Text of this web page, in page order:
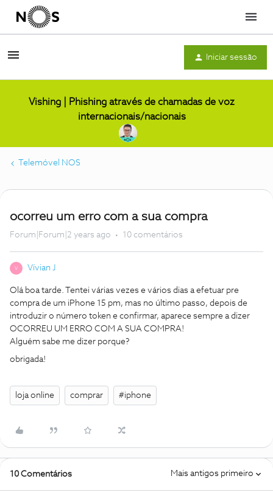
Menu
Iniciar sessão
Vishing | Phishing através de chamadas de voz
internacionais/nacionais
Telemóvel NOS
ocorreu um erro com a sua compra
Forum|Forum|2 years ago 10 comentários
V Vívian J
Olá boa tarde. Tentei várias vezes e vários dias a efetuar pre
compra de um iPhone 15 pm, mas no último passo, depois de
introduzir o número token e confirmar, aparece sempre a dizer
OCORREU UM ERRO COM A SUA COMPRA!
Alguém sabe me dizer porque?
obrigada!
loja online comprar #iphone
10 Comentários Mais antigos primeiro